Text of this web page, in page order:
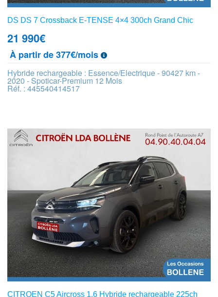
DS DS 7 Crossback E-TENSE 4×4 300ch Grand Chic
21 990€
À partir de 377€/mois
Hybride rechargeable : Essence/Electrique - 90427 km -
2020 - Spoticar-Premium 12 Mois
Réf. : 445540414517
CITROEN C5 Aircross 1.6 Hybride rechargeable 225ch